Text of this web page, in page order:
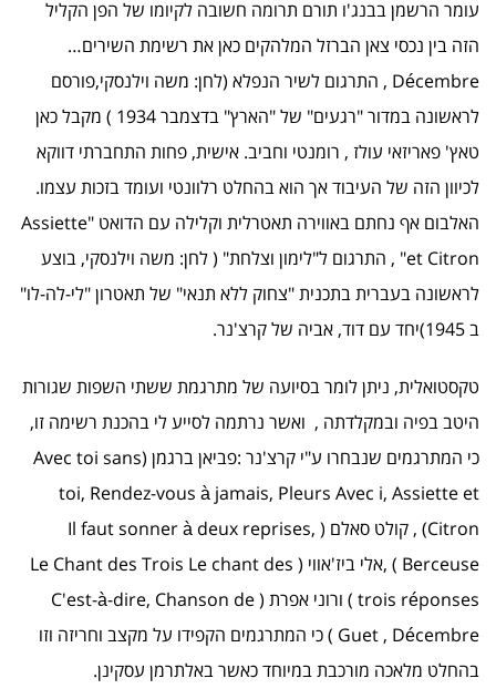
עומר הרשמן בבנג'ו תורם תרומה חשובה לקיומו של הפן הקליל
הזה בין נכסי צאן הברזל המלהקים כאן את רשימת השירים…
Décembre , התרגום לשיר הנפלא (לחן: משה וילנסקי,פורסם
לראשונה במדור "רגעים" של "הארץ" בדצמבר 1934 ) מקבל כאן
טאץ' פאריזאי עולז , רומנטי וחביב. אישית, פחות התחברתי דווקא
לכיוון הזה של העיבוד אך הוא בהחלט רלוונטי ועומד בזכות עצמו.
האלבום אף נחתם באווירה תאטרלית וקלילה עם הדואט "Assiette
et Citron" , התרגום ל"לימון וצלחת" ( לחן: משה וילנסקי, בוצע
לראשונה בעברית בתכנית "צחוק ללא תנאי" של תאטרון "לי-לה-לו"
ב 1945)יחד עם דוד, אביה של קרצ'נר.
טקסטואלית, ניתן לומר בסיועה של מתרגמת ששתי השפות שגורות
היטב בפיה ובמקלדתה , ואשר נרתמה לסייע לי בהכנת רשימה זו,
כי המתרגמים שנבחרו ע"י קרצ'נר :פביאן ברגמן (Avec toi sans
toi, Rendez-vous à jamais, Pleurs Avec i, Assiette et
Citron) , קולט סאלם ( Il faut sonner à deux reprises,
Berceuse ) ,אלי ביז'אווי ( Le Chant des Trois Le chant des
trois réponses ) ורוני אפרת ( C'est-à-dire, Chanson de
Guet , Décembre ) כי המתרגמים הקפידו על מקצב וחריזה וזו
בהחלט מלאכה מורכבת במיוחד כאשר באלתרמן עסקינן.